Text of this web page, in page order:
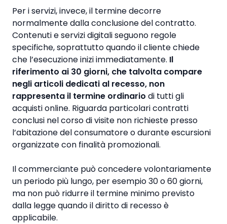
Per i servizi, invece, il termine decorre
normalmente dalla conclusione del contratto.
Contenuti e servizi digitali seguono regole
specifiche, soprattutto quando il cliente chiede
che l’esecuzione inizi immediatamente. Il
riferimento ai 30 giorni, che talvolta compare
negli articoli dedicati al recesso, non
rappresenta il termine ordinario di tutti gli
acquisti online. Riguarda particolari contratti
conclusi nel corso di visite non richieste presso
l’abitazione del consumatore o durante escursioni
organizzate con finalità promozionali.
Il commerciante può concedere volontariamente
un periodo più lungo, per esempio 30 o 60 giorni,
ma non può ridurre il termine minimo previsto
dalla legge quando il diritto di recesso è
applicabile.